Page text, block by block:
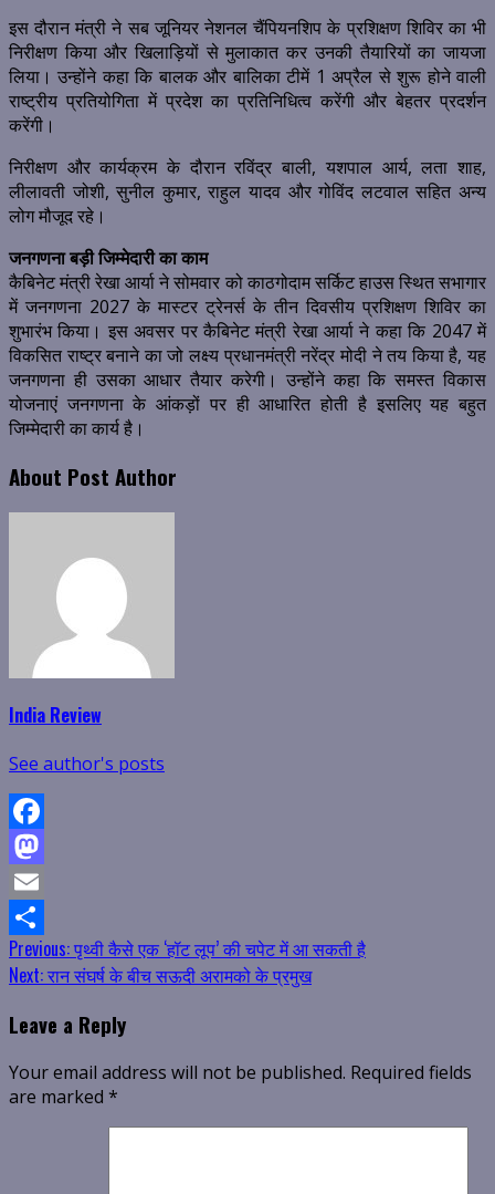
इस दौरान मंत्री ने सब जूनियर नेशनल चैंपियनशिप के प्रशिक्षण शिविर का भी
निरीक्षण किया और खिलाड़ियों से मुलाकात कर उनकी तैयारियों का जायजा
लिया। उन्होंने कहा कि बालक और बालिका टीमें 1 अप्रैल से शुरू होने वाली
राष्ट्रीय प्रतियोगिता में प्रदेश का प्रतिनिधित्व करेंगी और बेहतर प्रदर्शन
करेंगी।
निरीक्षण और कार्यक्रम के दौरान रविंद्र बाली, यशपाल आर्य, लता शाह,
लीलावती जोशी, सुनील कुमार, राहुल यादव और गोविंद लटवाल सहित अन्य
लोग मौजूद रहे।
जनगणना बड़ी जिम्मेदारी का काम
कैबिनेट मंत्री रेखा आर्या ने सोमवार को काठगोदाम सर्किट हाउस स्थित सभागार
में जनगणना 2027 के मास्टर ट्रेनर्स के तीन दिवसीय प्रशिक्षण शिविर का
शुभारंभ किया। इस अवसर पर कैबिनेट मंत्री रेखा आर्या ने कहा कि 2047 में
विकसित राष्ट्र बनाने का जो लक्ष्य प्रधानमंत्री नरेंद्र मोदी ने तय किया है, यह
जनगणना ही उसका आधार तैयार करेगी। उन्होंने कहा कि समस्त विकास
योजनाएं जनगणना के आंकड़ों पर ही आधारित होती है इसलिए यह बहुत
जिम्मेदारी का कार्य है।
About Post Author
India Review
See author's posts
Facebook
Mastodon
Email
Share
Continue
Reading
Previous:पृथ्वी कैसे एक ‘हॉट लूप’ की चपेट में आ सकती है
Next:रान संघर्ष के बीच सऊदी अरामको के प्रमुख
Leave a Reply
Your email address will not be published. Required fields
are marked *